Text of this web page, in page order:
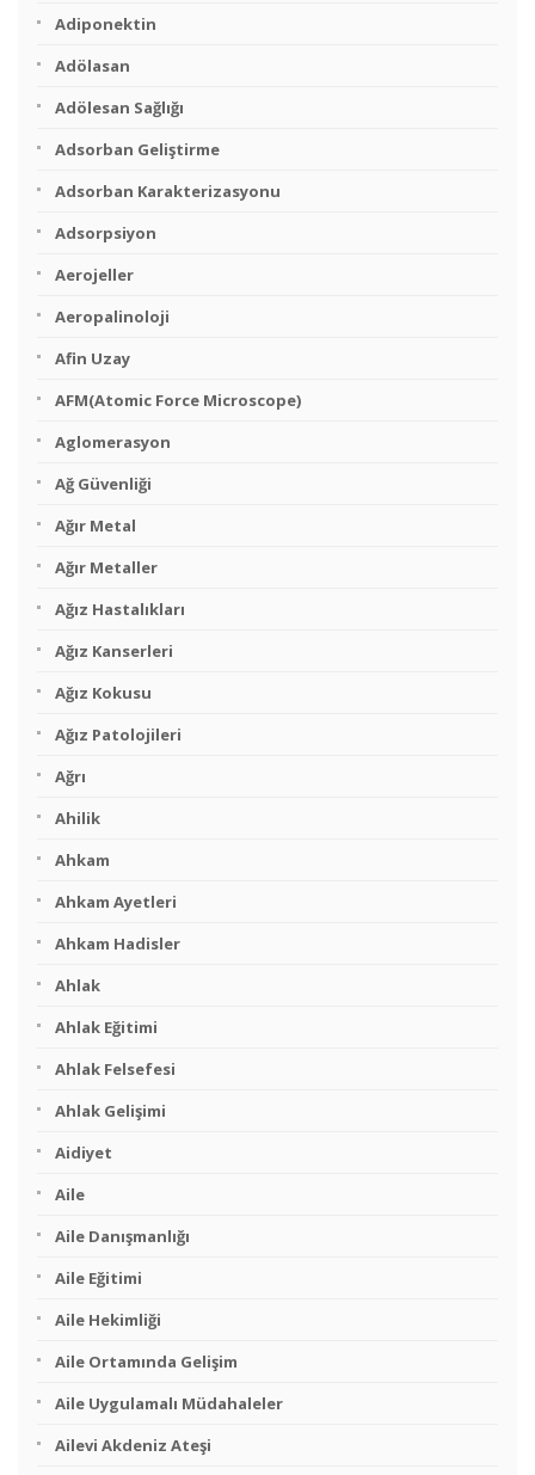
Adiponektin
Adölasan
Adölesan Sağlığı
Adsorban Geliştirme
Adsorban Karakterizasyonu
Adsorpsiyon
Aerojeller
Aeropalinoloji
Afin Uzay
AFM(Atomic Force Microscope)
Aglomerasyon
Ağ Güvenliği
Ağır Metal
Ağır Metaller
Ağız Hastalıkları
Ağız Kanserleri
Ağız Kokusu
Ağız Patolojileri
Ağrı
Ahilik
Ahkam
Ahkam Ayetleri
Ahkam Hadisler
Ahlak
Ahlak Eğitimi
Ahlak Felsefesi
Ahlak Gelişimi
Aidiyet
Aile
Aile Danışmanlığı
Aile Eğitimi
Aile Hekimliği
Aile Ortamında Gelişim
Aile Uygulamalı Müdahaleler
Ailevi Akdeniz Ateşi